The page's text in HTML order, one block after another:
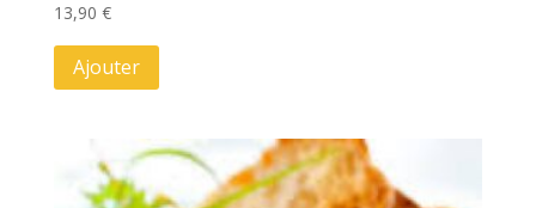
13,90 €
Ajouter